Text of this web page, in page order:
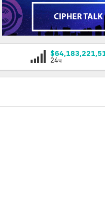
24ч